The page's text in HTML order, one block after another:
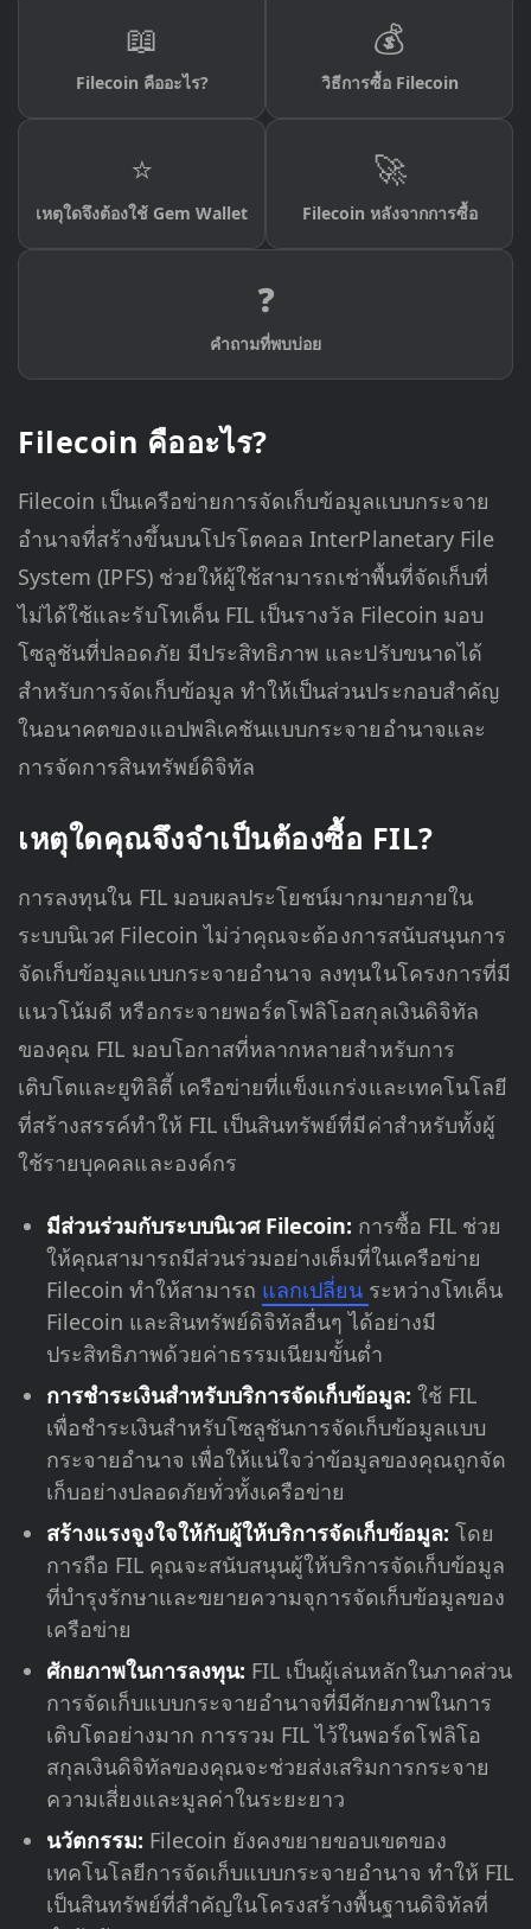
📖
Filecoin คืออะไร?
💰
วิธีการซื้อ Filecoin
⭐
เหตุใดจึงต้องใช้ Gem Wallet
🚀
Filecoin หลังจากการซื้อ
❓
คำถามที่พบบ่อย
Filecoin คืออะไร?
Filecoin เป็นเครือข่ายการจัดเก็บข้อมูลแบบกระจาย
อำนาจที่สร้างขึ้นบนโปรโตคอล InterPlanetary File
System (IPFS) ช่วยให้ผู้ใช้สามารถเช่าพื้นที่จัดเก็บที่
ไม่ได้ใช้และรับโทเค็น FIL เป็นรางวัล Filecoin มอบ
โซลูชันที่ปลอดภัย มีประสิทธิภาพ และปรับขนาดได้
สำหรับการจัดเก็บข้อมูล ทำให้เป็นส่วนประกอบสำคัญ
ในอนาคตของแอปพลิเคชันแบบกระจายอำนาจและ
การจัดการสินทรัพย์ดิจิทัล
เหตุใดคุณจึงจำเป็นต้องซื้อ FIL?
การลงทุนใน FIL มอบผลประโยชน์มากมายภายใน
ระบบนิเวศ Filecoin ไม่ว่าคุณจะต้องการสนับสนุนการ
จัดเก็บข้อมูลแบบกระจายอำนาจ ลงทุนในโครงการที่มี
แนวโน้มดี หรือกระจายพอร์ตโฟลิโอสกุลเงินดิจิทัล
ของคุณ FIL มอบโอกาสที่หลากหลายสำหรับการ
เติบโตและยูทิลิตี้ เครือข่ายที่แข็งแกร่งและเทคโนโลยี
ที่สร้างสรรค์ทำให้ FIL เป็นสินทรัพย์ที่มีค่าสำหรับทั้งผู้
ใช้รายบุคคลและองค์กร
มีส่วนร่วมกับระบบนิเวศ Filecoin: การซื้อ FIL ช่วย
ให้คุณสามารถมีส่วนร่วมอย่างเต็มที่ในเครือข่าย
Filecoin ทำให้สามารถ แลกเปลี่ยน ระหว่างโทเค็น
Filecoin และสินทรัพย์ดิจิทัลอื่นๆ ได้อย่างมี
ประสิทธิภาพด้วยค่าธรรมเนียมขั้นต่ำ
การชำระเงินสำหรับบริการจัดเก็บข้อมูล: ใช้ FIL
เพื่อชำระเงินสำหรับโซลูชันการจัดเก็บข้อมูลแบบ
กระจายอำนาจ เพื่อให้แน่ใจว่าข้อมูลของคุณถูกจัด
เก็บอย่างปลอดภัยทั่วทั้งเครือข่าย
สร้างแรงจูงใจให้กับผู้ให้บริการจัดเก็บข้อมูล: โดย
การถือ FIL คุณจะสนับสนุนผู้ให้บริการจัดเก็บข้อมูล
ที่บำรุงรักษาและขยายความจุการจัดเก็บข้อมูลของ
เครือข่าย
ศักยภาพในการลงทุน: FIL เป็นผู้เล่นหลักในภาคส่วน
การจัดเก็บแบบกระจายอำนาจที่มีศักยภาพในการ
เติบโตอย่างมาก การรวม FIL ไว้ในพอร์ตโฟลิโอ
สกุลเงินดิจิทัลของคุณจะช่วยส่งเสริมการกระจาย
ความเสี่ยงและมูลค่าในระยะยาว
นวัตกรรม: Filecoin ยังคงขยายขอบเขตของ
เทคโนโลยีการจัดเก็บแบบกระจายอำนาจ ทำให้ FIL
เป็นสินทรัพย์ที่สำคัญในโครงสร้างพื้นฐานดิจิทัลที่